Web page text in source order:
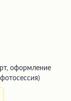
оформление